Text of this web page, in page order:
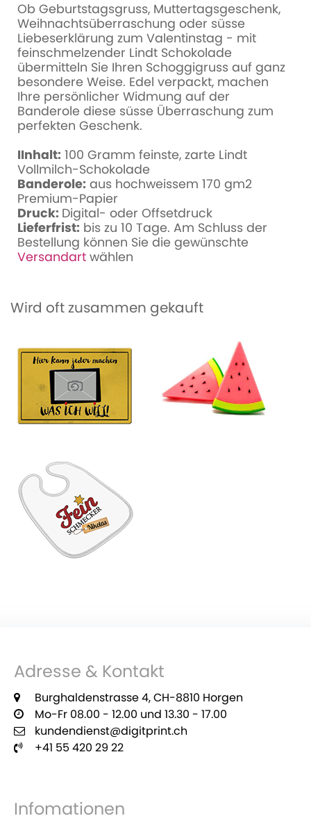
Ob Geburtstagsgruss, Muttertagsgeschenk,
Weihnachtsüberraschung oder süsse
Liebeserklärung zum Valentinstag - mit
feinschmelzender Lindt Schokolade
übermitteln Sie Ihren Schoggigruss auf ganz
besondere Weise. Edel verpackt, machen
Ihre persönlicher Widmung auf der
Banderole diese süsse Überraschung zum
perfekten Geschenk.
IInhalt: 100 Gramm feinste, zarte Lindt
Vollmilch-Schokolade
Banderole: aus hochweissem 170 gm2
Premium-Papier
Druck: Digital- oder Offsetdruck
Lieferfrist: bis zu 10 Tage. Am Schluss der
Bestellung können Sie die gewünschte
Versandart wählen
Wird oft zusammen gekauft
Adresse & Kontakt
Burghaldenstrasse 4, CH-8810 Horgen
Mo-Fr 08.00 - 12.00 und 13.30 - 17.00
kundendienst@digitprint.ch
+41 55 420 29 22
Infomationen